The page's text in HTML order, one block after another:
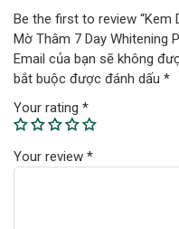
Be the first to review “Kem
Mờ Thâm 7 Day Whitening
Email của bạn sẽ không
bắt buộc được đánh dấu *
Your rating *
Your review *